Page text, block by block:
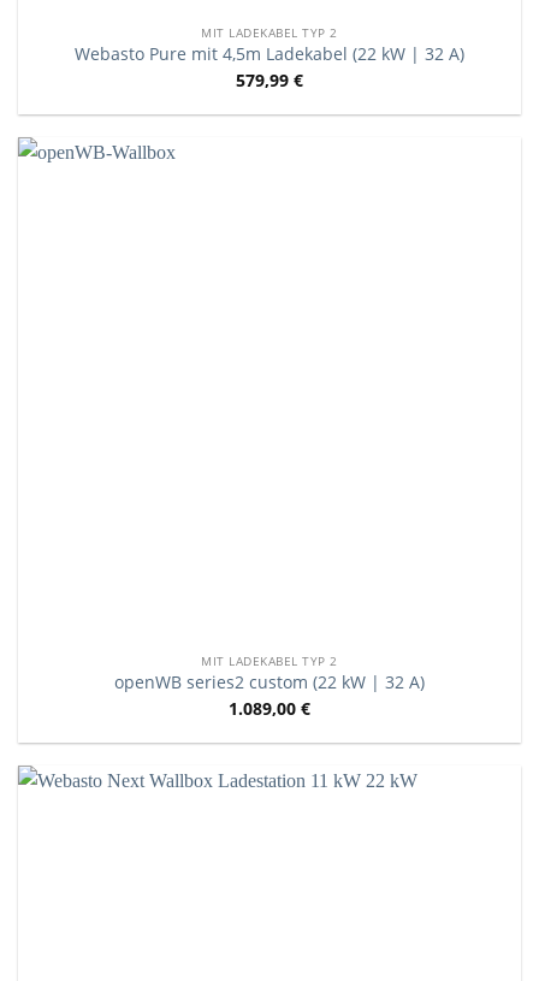
MIT LADEKABEL TYP 2
Webasto Pure mit 4,5m Ladekabel (22 kW | 32 A)
579,99 €
MIT LADEKABEL TYP 2
openWB series2 custom (22 kW | 32 A)
1.089,00 €